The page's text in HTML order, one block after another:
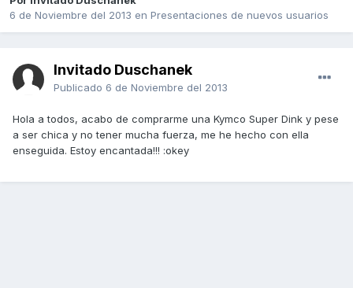
6 de Noviembre del 2013 en Presentaciones de nuevos usuarios
Invitado Duschanek
Publicado 6 de Noviembre del 2013
Hola a todos, acabo de comprarme una Kymco Super Dink y pese
a ser chica y no tener mucha fuerza, me he hecho con ella
enseguida. Estoy encantada!!! :okey